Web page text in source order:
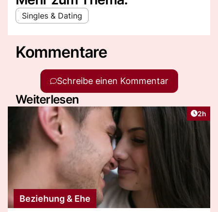
Singles & Dating
Kommentare
Schreibe einen Kommentar
Weiterlesen
2h
Beziehung & Ehe